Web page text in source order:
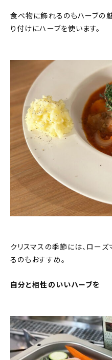
食べ物に飾れるのもハーブの
り付けにハーブを使います。
クリスマスの季節には、ロー
るのもおすすめ。
自分と相性のいいハーブを